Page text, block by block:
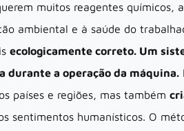
muitos reagentes químicos,
ambiental e à saúde do
ecologicamente correto. Um
durante a operação da máquina.
países e regiões, mas também
sentimentos humanísticos. O